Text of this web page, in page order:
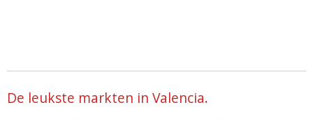
De leukste markten in Valencia.